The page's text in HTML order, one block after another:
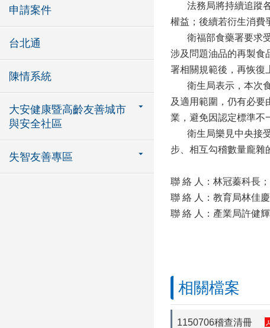
申請案件
台北通
陳情系統
大安健康暨高齡友善城市
與安全社區
失智友善專區
法務局將持續追蹤各
權益；後續若衍生消費
衛福部食藥署要求受
涉及問題油品的再製食
署相關規範後，再恢復
衛生局表示，本次食
及適用範圍，仍有必
業，避免因認定標準不
衛生局樂見中央接受
步、相互勾稽數量龐雜
聯 絡 人：林冠蓁科長 ；
聯 絡 人：教育局林佳
聯 絡 人：產業局許健
相關檔案
1150706稽查清冊